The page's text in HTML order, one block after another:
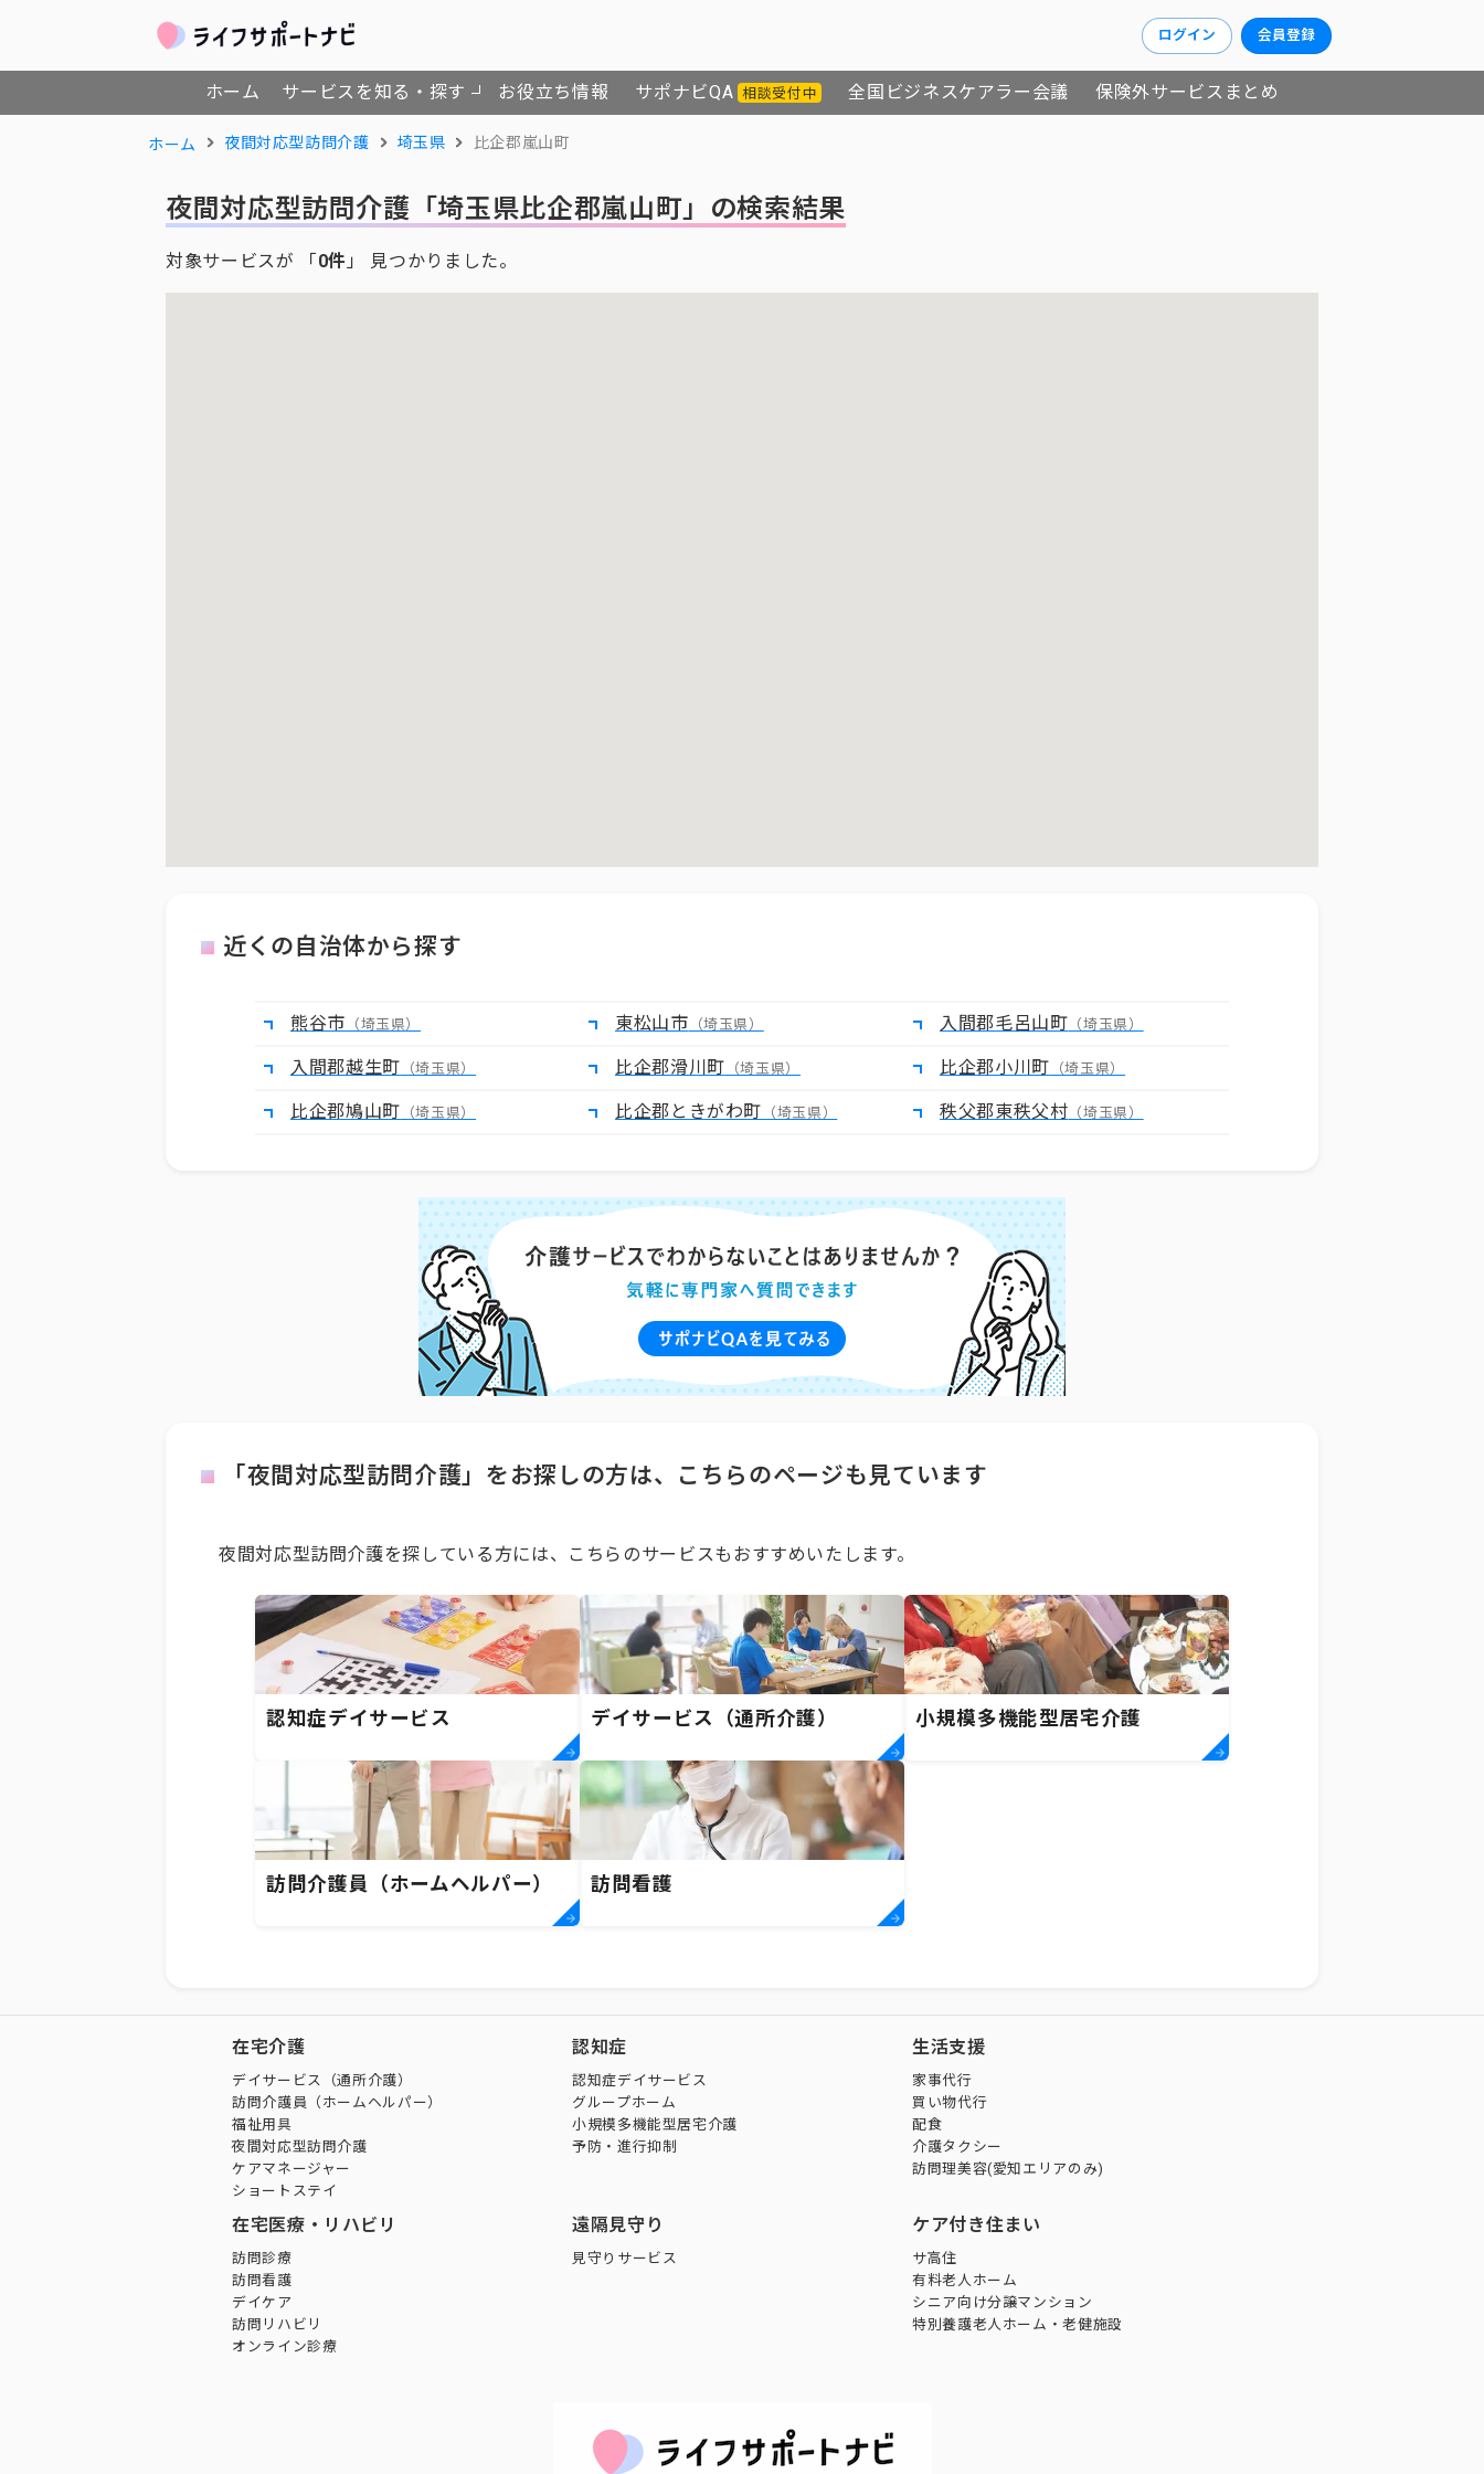
ログイン 会員登録
ホーム サービスを知る・探す お役立ち情報 サポナビQA 相談受付中 全国ビジネスケアラー会議 保険外サービスまとめ
ホーム 夜間対応型訪問介護 埼玉県 比企郡嵐山町
夜間対応型訪問介護 「埼玉県比企郡嵐山町」の検索結果
対象サービスが 「0件 」 見つかりました。
近くの自治体から探す
熊谷市 （埼玉県） 東松山市 （埼玉県） 入間郡毛呂山町 （埼玉県）
入間郡越生町 （埼玉県） 比企郡滑川町 （埼玉県） 比企郡小川町 （埼玉県）
比企郡鳩山町 （埼玉県） 比企郡ときがわ町 （埼玉県） 秩父郡東秩父村 （埼玉県）
「夜間対応型訪問介護」をお探しの方は、こちらのページも見ています
夜間対応型訪問介護を探している方には、こちらのサービスもおすすめいたします。
認知症デイサービス デイサービス（通所介護） 小規模多機能型居宅介護
訪問介護員（ホームヘルパー） 訪問看護
在宅介護
デイサービス（通所介護）
訪問介護員（ホームヘルパー）
福祉用具
夜間対応型訪問介護
ケアマネージャー
ショートステイ
認知症
認知症デイサービス
グループホーム
小規模多機能型居宅介護
予防・進行抑制
生活支援
家事代行
買い物代行
配食
介護タクシー
訪問理美容(愛知エリアのみ)
在宅医療・リハビリ
訪問診療
訪問看護
デイケア
訪問リハビリ
オンライン診療
遠隔見守り
見守りサービス
ケア付き住まい
サ高住
有料老人ホーム
シニア向け分譲マンション
特別養護老人ホーム・老健施設